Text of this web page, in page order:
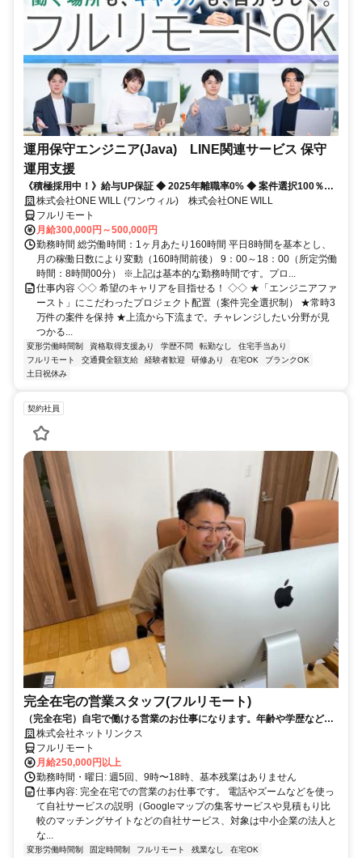
運用保守エンジニア(Java) LINE関連サービス 保守
運用支援
《積極採用中！》給与UP保証 ◆ 2025年離職率0% ◆ 案件選択100％！
◆ 平均残業7時間！
株式会社ONE WILL (ワンウィル) 株式会社ONE WILL
フルリモート
月給300,000円～500,000円
勤務時間 総労働時間：1ヶ月あたり160時間 平日8時間を基本とし、
月の稼働日数により変動（160時間前後） 9：00～18：00（所定労働
時間：8時間00分） ※上記は基本的な勤務時間です。プロ...
仕事内容 ◇◇ 希望のキャリアを目指せる！ ◇◇ ★「エンジニアファ
ースト」にこだわったプロジェクト配置（案件完全選択制） ★常時3
万件の案件を保持 ★上流から下流まで。チャレンジしたい分野が見
つかる...
変形労働時間制 資格取得支援あり 学歴不問 転勤なし
住宅手当あり
フルリモート
交通費全額支給 経験者歓迎 研修あり 在宅OK
ブランクOK
土日祝休み
契約社員
完全在宅の営業スタッフ(フルリモート)
（完全在宅）自宅で働ける営業のお仕事になります。年齢や学歴など問
いません。
株式会社ネットリンクス
フルリモート
月給250,000円以上
勤務時間・曜日: 週5回、9時〜18時、基本残業はありません
仕事内容: 完全在宅での営業のお仕事です。 電話やズームなどを使っ
て自社サービスの説明（Googleマップの集客サービスや見積もり比
較のマッチングサイトなどの自社サービス、対象は中小企業の法人と
な...
変形労働時間制 固定時間制 フルリモート 残業なし 在宅OK